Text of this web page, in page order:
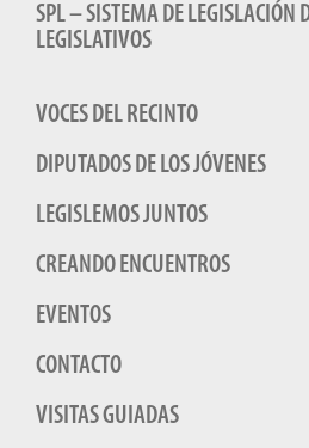
SPL – SISTEMA DE LEGISLACIÓN
LEGISLATIVOS
VOCES DEL RECINTO
DIPUTADOS DE LOS JÓVENES
LEGISLEMOS JUNTOS
CREANDO ENCUENTROS
EVENTOS
CONTACTO
VISITAS GUIADAS